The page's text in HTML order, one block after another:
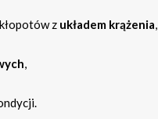
z układem krążenia,
,